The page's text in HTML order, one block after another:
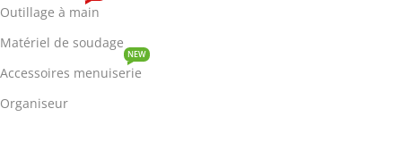
Outillage à main
Matériel de soudage
Accessoires menuiserie
NEW
Organiseur